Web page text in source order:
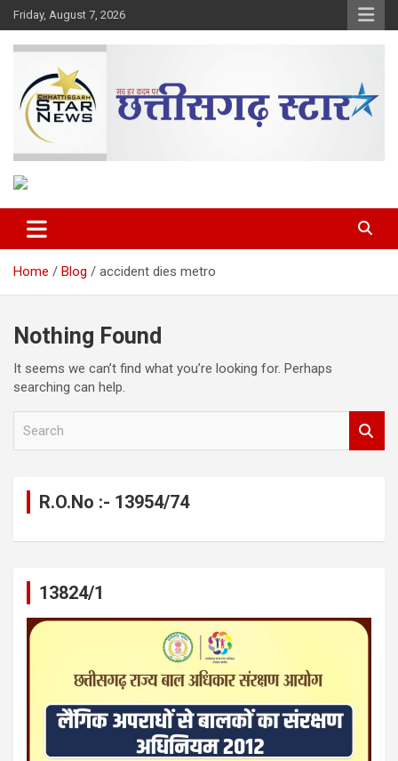
Skip
to
content
Friday, August 7, 2026
Chhattisgarh Star
Home Blog accident dies metro
Nothing Found
It seems we can’t find what you’re looking for. Perhaps
searching can help.
R.O.No :- 13954/74
13824/1